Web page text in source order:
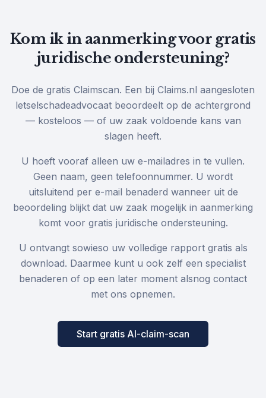
Kom ik in aanmerking voor gratis
juridische ondersteuning?
Doe de gratis Claimscan. Een bij Claims.nl aangesloten
letselschadeadvocaat beoordeelt op de achtergrond
— kosteloos — of uw zaak voldoende kans van
slagen heeft.
U hoeft vooraf alleen uw e-mailadres in te vullen.
Geen naam, geen telefoonnummer. U wordt
uitsluitend per e-mail benaderd wanneer uit de
beoordeling blijkt dat uw zaak mogelijk in aanmerking
komt voor gratis juridische ondersteuning.
U ontvangt sowieso uw volledige rapport gratis als
download. Daarmee kunt u ook zelf een specialist
benaderen of op een later moment alsnog contact
met ons opnemen.
Start gratis AI-claim-scan